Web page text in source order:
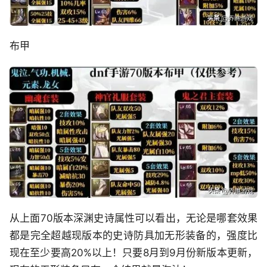
布甲
从上面70版本深渊史诗属性可以看出，无论是哪套效果
都是完全超越现版本的史诗防具加无形装备的，强度比
现在至少要高20%以上！只要8月到9月份新版本更新，